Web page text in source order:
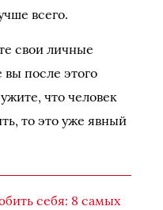
всего.
свои личные
после этого
что человек
то это уже явный
себя: 8 самых